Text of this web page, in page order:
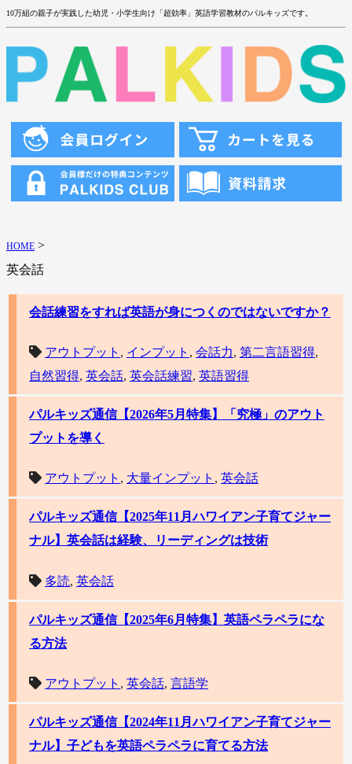
10万組の親子が実践した幼児・小学生向け「超効率」英語学習教材のパルキッズです。
HOME >
英会話
会話練習をすれば英語が身につくのではないですか？
アウトプット , インプット , 会話力, 第二言語習得,
自然習得, 英会話, 英会話練習, 英語習得
パルキッズ通信【2026年5月特集】「究極」のアウト
プットを導く
アウトプット , 大量インプット , 英会話
パルキッズ通信【2025年11月ハワイアン子育てジャー
ナル】英会話は経験、リーディングは技術
多読, 英会話
パルキッズ通信【2025年6月特集】英語ペラペラにな
る方法
アウトプット , 英会話, 言語学
パルキッズ通信【2024年11月ハワイアン子育てジャー
ナル】子どもを英語ペラペラに育てる方法